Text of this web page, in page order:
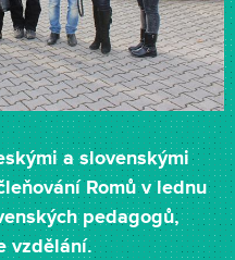
a slovenskými
Romů v lednu
pedagogů,
vzdělání.